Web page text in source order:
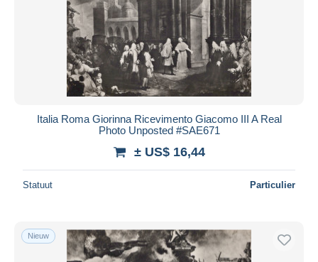
Italia Roma Giorinna Ricevimento Giacomo III A Real
Photo Unposted #SAE671
± US$ 16,44
Statuut Particulier
Nieuw